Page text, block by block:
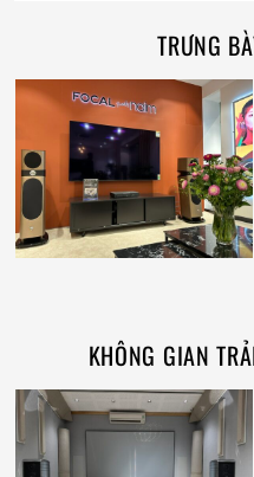
TRƯNG
KHÔNG GIAN